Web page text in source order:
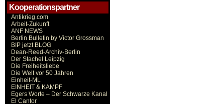
Kooperationspartner
Antikrieg.com
Arbeit-Zukunft
ANF NEWS
Berlin Bulletin by Victor Grossman
BIP jetzt BLOG
Dean-Reed-Archiv-Berlin
Der Stachel Leipzig
Die Freiheitsliebe
Die Welt vor 50 Jahren
Einheit-ML
EINHEIT & KAMPF
Egers Worte – Der Schwarze Kanal
El Cantor